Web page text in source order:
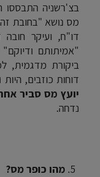
בצ'רשניה התבססו
מס נושא "בחובת
דו"ח, ועיקר
"אמיתותם
ביקורת מדגמית,
דוחות כוזבים, היות
יועץ מס סביר
נדחה.
מהו כופר מס?